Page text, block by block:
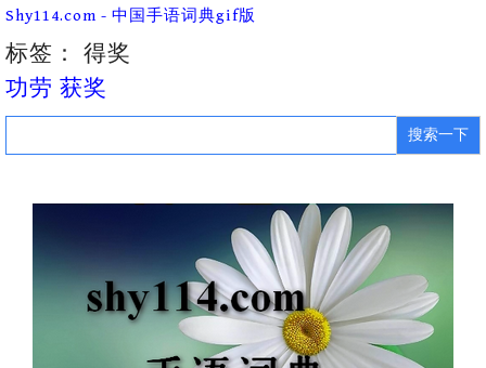
Skip
content
Shy114.com - 中国手语词典gif版
标签： 得奖
功劳 获奖
Search